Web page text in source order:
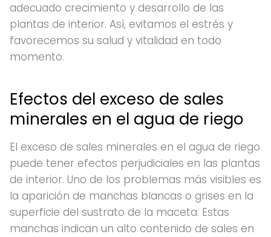
adecuado crecimiento y desarrollo de las
plantas de interior. Así, evitamos el estrés y
favorecemos su salud y vitalidad en todo
momento.
Efectos del exceso de sales
minerales en el agua de riego
El exceso de sales minerales en el agua de riego
puede tener efectos perjudiciales en las plantas
de interior. Uno de los problemas más visibles es
la aparición de manchas blancas o grises en la
superficie del sustrato de la maceta. Estas
manchas indican un alto contenido de sales en